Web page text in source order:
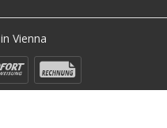
in Vienna